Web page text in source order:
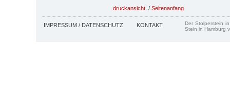
druckansicht / Seitenanfang
IMPRESSUM / DATENSCHUTZ KONTAKT
Der Stolperstein
Stein in Hamburg